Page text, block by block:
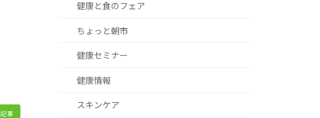
事
健康と食のフェア
ちょっと朝市
健康セミナー
健康情報
スキンケア